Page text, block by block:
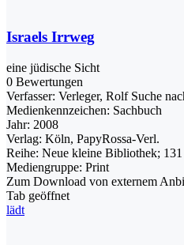
Israels Irrweg
eine jüdische Sicht
0 Bewertungen
Verfasser: Verleger, Rolf Suche
Medienkennzeichen: Sachbuch
Jahr: 2008
Verlag: Köln, PapyRossa-Verl.
Reihe: Neue kleine Bibliothek; 131
Mediengruppe: Print
Zum Download von externem
Tab geöffnet
lädt